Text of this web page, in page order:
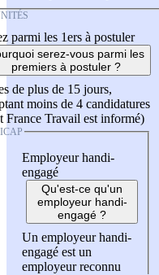
parmi les 1ers à postuler
serez-vous parmi les
premiers à postuler ?
de plus de 15 jours,
moins de 4 candidatures
France Travail est informé)
Employeur handi-
engagé
Qu'est-ce qu'un
employeur handi-
engagé ?
Un employeur handi-
engagé est un
employeur reconnu